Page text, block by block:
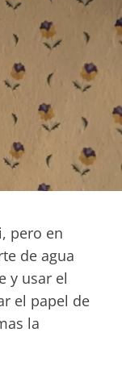
pero en
de agua
y usar el
el papel de
la